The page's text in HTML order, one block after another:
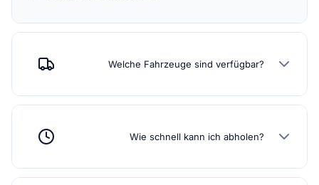
Welche Fahrzeuge sind verfügbar?
Wie schnell kann ich abholen?